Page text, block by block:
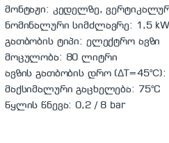
მონტაჟი: კედელზე,
ნომინალური სიმძლავრე: 1,5 kW
გათბობის ტიპი: ელექტრო ავზი
მოცულობა: 80 ლიტრი
ავზის გათბობის დრო
მაქსიმალური გაცხელება: 75°C
წყლის წნევა: 0,2 / 8 bar